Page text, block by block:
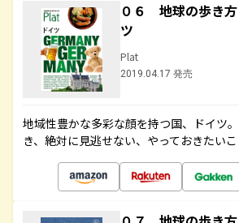
０６ 地球の歩き
ツ
Plat
2019.04.17 発売
地域性豊かな多彩な顔を持つ国、ドイツ
き、絶対に見逃せない、やっておきたい